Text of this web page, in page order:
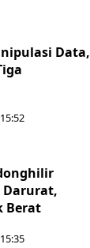
Data,
Darurat,
Berat